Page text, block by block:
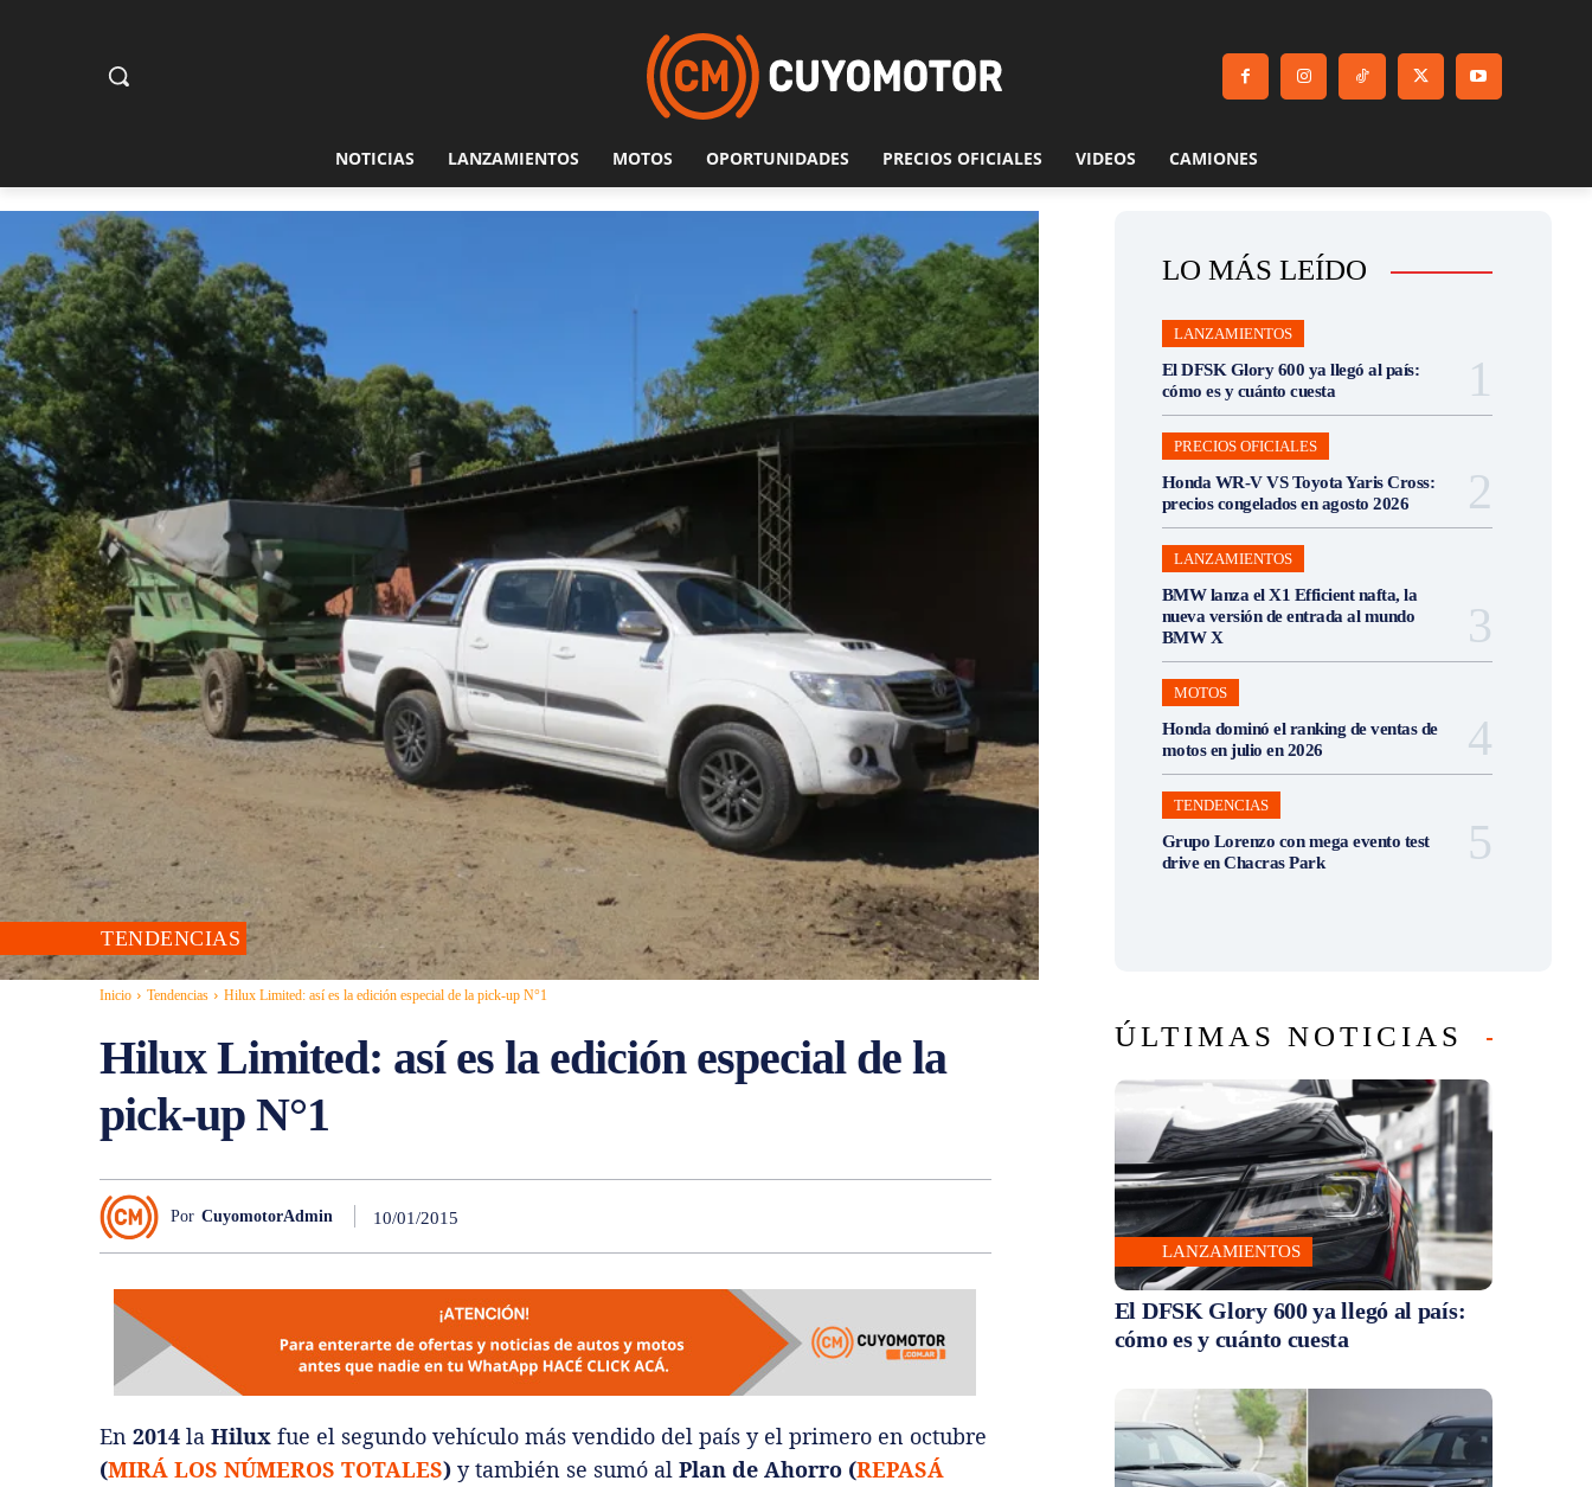
NOTICIAS LANZAMIENTOS MOTOS OPORTUNIDADES PRECIOS OFICIALES VIDEOS CAMIONES
TENDENCIAS
Inicio Tendencias Hilux Limited: así es la edición especial de la pick-up N°1
Hilux Limited: así es la edición especial de la
pick-up N°1
Por CuyomotorAdmin 10/01/2015
En 2014 la Hilux fue el segundo vehículo más vendido del país y el primero en octubre
(MIRÁ LOS NÚMEROS TOTALES) y también se sumó al Plan de Ahorro (REPASÁ
LO MÁS LEÍDO
LANZAMIENTOS
El DFSK Glory 600 ya llegó al país:
cómo es y cuánto cuesta
PRECIOS OFICIALES
Honda WR-V VS Toyota Yaris Cross:
precios congelados en agosto 2026
LANZAMIENTOS
BMW lanza el X1 Efficient nafta, la
nueva versión de entrada al mundo
BMW X
MOTOS
Honda dominó el ranking de ventas de
motos en julio en 2026
TENDENCIAS
Grupo Lorenzo con mega evento test
drive en Chacras Park
ÚLTIMAS NOTICIAS
LANZAMIENTOS
El DFSK Glory 600 ya llegó al país:
cómo es y cuánto cuesta